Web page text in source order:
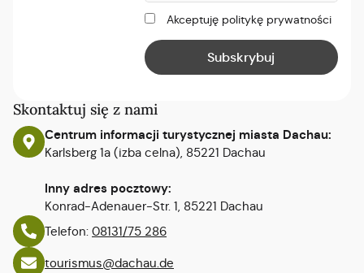
Skontaktuj się z nami
Centrum informacji turystycznej miasta Dachau:
Karlsberg 1a (izba celna), 85221 Dachau
Inny adres pocztowy:
Konrad-Adenauer-Str. 1, 85221 Dachau
Telefon: 08131/75 286
tourismus@dachau.de
Akceptuję politykę prywatności